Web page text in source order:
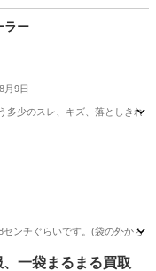
ラー
8月9日
多少のスレ、キズ、落としき
ンチぐらいです。(袋の外から
、一袋まるまる買取